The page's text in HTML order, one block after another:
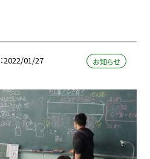
2022/01/27 お知らせ